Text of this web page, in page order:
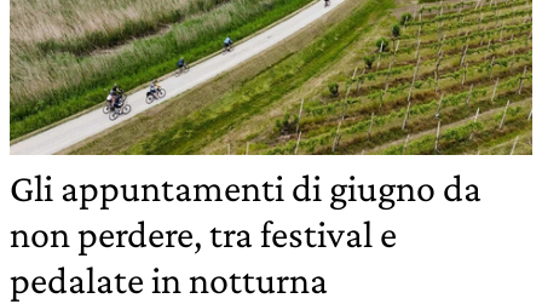
Gli appuntamenti di giugno da
non perdere, tra festival e
pedalate in notturna